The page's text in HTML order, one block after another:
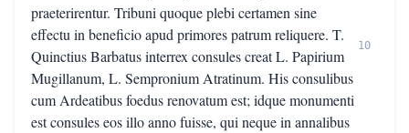
praeterirentur. Tribuni quoque plebi certamen sine
effectu in beneficio apud primores patrum reliquere. T.
Quinctius Barbatus interrex consules creat L. Papirium
Mugillanum, L. Sempronium Atratinum. His consulibus
cum Ardeatibus foedus renovatum est; idque monumenti
est consules eos illo anno fuisse, qui neque in annalibus
10